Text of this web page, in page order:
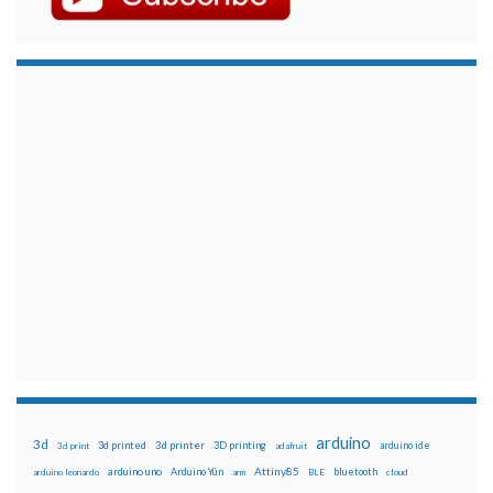
3d 3d print 3d printed 3d printer 3D printing adafruit arduino arduino ide
arduino leonardo arduino uno Arduino Yún arm Attiny85 BLE bluetooth cloud